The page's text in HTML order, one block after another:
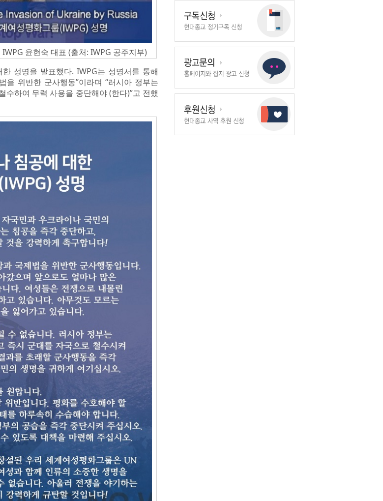
윤현숙 대표 (출처: IWPG 공주지부)
성명을 발표했다. IWPG는 성명서를 통해
을 위반한 군사행동”이라며 “러시아 정부는
하여 무력 사용을 중단해야 (한다)”고 전했